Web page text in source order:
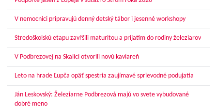
V nemocnici pripravujú denný detský tábor i jesenné workshopy
Stredoškolskú etapu zavŕšili maturitou a prijatím do rodiny železiarov
V Podbrezovej na Skalici otvorili novú kaviareň
Leto na hrade Ľupča opäť spestria zaujímavé sprievodné podujatia
Ján Leskovský: Železiarne Podbrezová majú vo svete vybudované
dobré meno